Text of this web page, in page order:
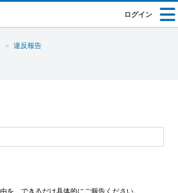
ログイン
違反報告
を、できるだけ具体的にご報告ください。